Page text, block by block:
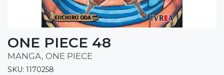
ONE PIECE 48
MANGA, ONE PIECE
SKU: 1170258